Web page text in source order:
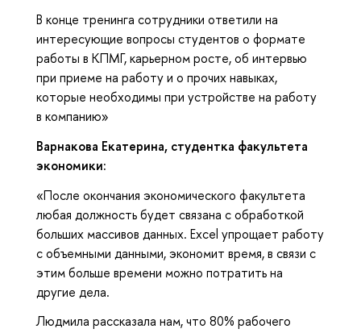
В конце тренинга сотрудники ответили на
интересующие вопросы студентов о формате
работы в КПМГ, карьерном росте, об интервью
при приеме на работу и о прочих навыках,
которые необходимы при устройстве на работу
в компанию»
Варнакова Екатерина, студентка факультета
экономики:
«После окончания экономического факультета
любая должность будет связана с обработкой
больших массивов данных. Excel упрощает работу
с объемными данными, экономит время, в связи с
этим больше времени можно потратить на
другие дела.
Людмила рассказала нам, что 80% рабочего